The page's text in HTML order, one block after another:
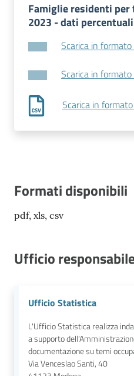
Famiglie residenti
2023 - dati percentuali
Scarica in formato
Scarica in formato
Scarica in formato
Formati disponibili
pdf, xls, csv
Ufficio
Ufficio Statistica
L'Ufficio Statistica realizza
a supporto
documentazione su temi
Via Venceslao Santi, 40